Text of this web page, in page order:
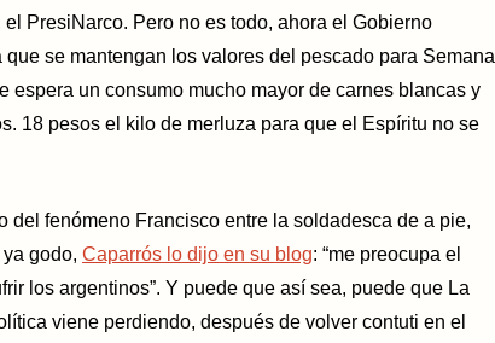
PresiNarco. Pero no es todo, ahora el Gobierno
que se mantengan los valores del pescado para Semana
espera un consumo mucho mayor de carnes blancas y
18 pesos el kilo de merluza para que el Espíritu no se
del fenómeno Francisco entre la soldadesca de a pie,
godo, Caparrós lo dijo en su blog: “me preocupa el
los argentinos”. Y puede que así sea, puede que La
viene perdiendo, después de volver contuti en el